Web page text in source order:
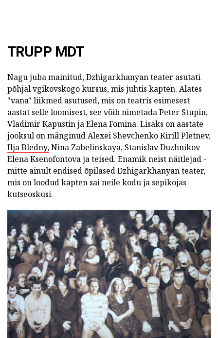
TRUPP MDT
Nagu juba mainitud, Dzhigarkhanyan teater asutati
põhjal vgikovskogo kursus, mis juhtis kapten. Alates
"vana" liikmed asutused, mis on teatris esimesest
aastat selle loomisest, see võib nimetada Peter Stupin,
Vladimir Kapustin ja Elena Fomina. Lisaks on aastate
jooksul on mänginud Alexei Shevchenko Kirill Pletnev,
Ilja Bledny,Nina Zabelinskaya, Stanislav Duzhnikov
Elena Ksenofontova ja teised. Enamik neist näitlejad -
mitte ainult endised õpilased Dzhigarkhanyan teater,
mis on loodud kapten sai neile kodu ja sepikojas
kutseoskusi.